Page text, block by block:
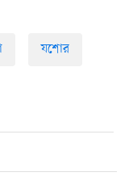
যশোর